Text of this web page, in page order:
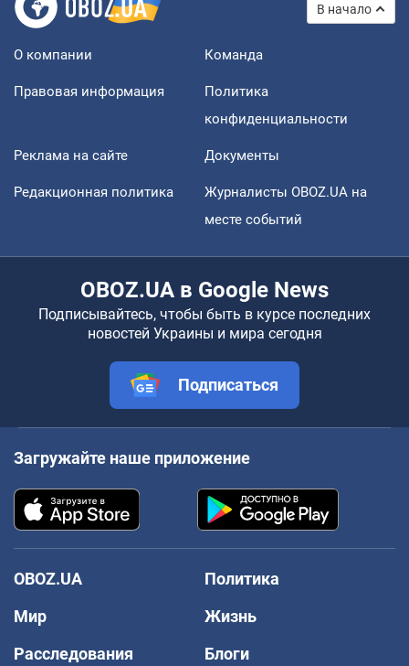
В начало
О компании Команда
Правовая информация
Политика
конфиденциальности
Реклама на сайте Документы
Редакционная политика
Журналисты OBOZ.UA на
месте событий
OBOZ.UA в Google News
Подписывайтесь, чтобы быть в курсе последних
новостей Украины и мира сегодня
Подписаться
Загружайте наше приложение
OBOZ.UA
Политика
Мир
Жизнь
Расследования
Блоги